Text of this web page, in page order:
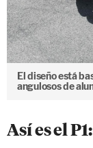
El diseño está
angulosos de
Así es el